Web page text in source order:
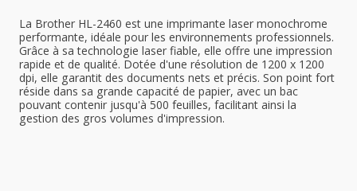
La Brother HL-2460 est une imprimante laser monochrome
performante, idéale pour les environnements professionnels.
Grâce à sa technologie laser fiable, elle offre une impression
rapide et de qualité. Dotée d'une résolution de 1200 x 1200
dpi, elle garantit des documents nets et précis. Son point fort
réside dans sa grande capacité de papier, avec un bac
pouvant contenir jusqu'à 500 feuilles, facilitant ainsi la
gestion des gros volumes d'impression.